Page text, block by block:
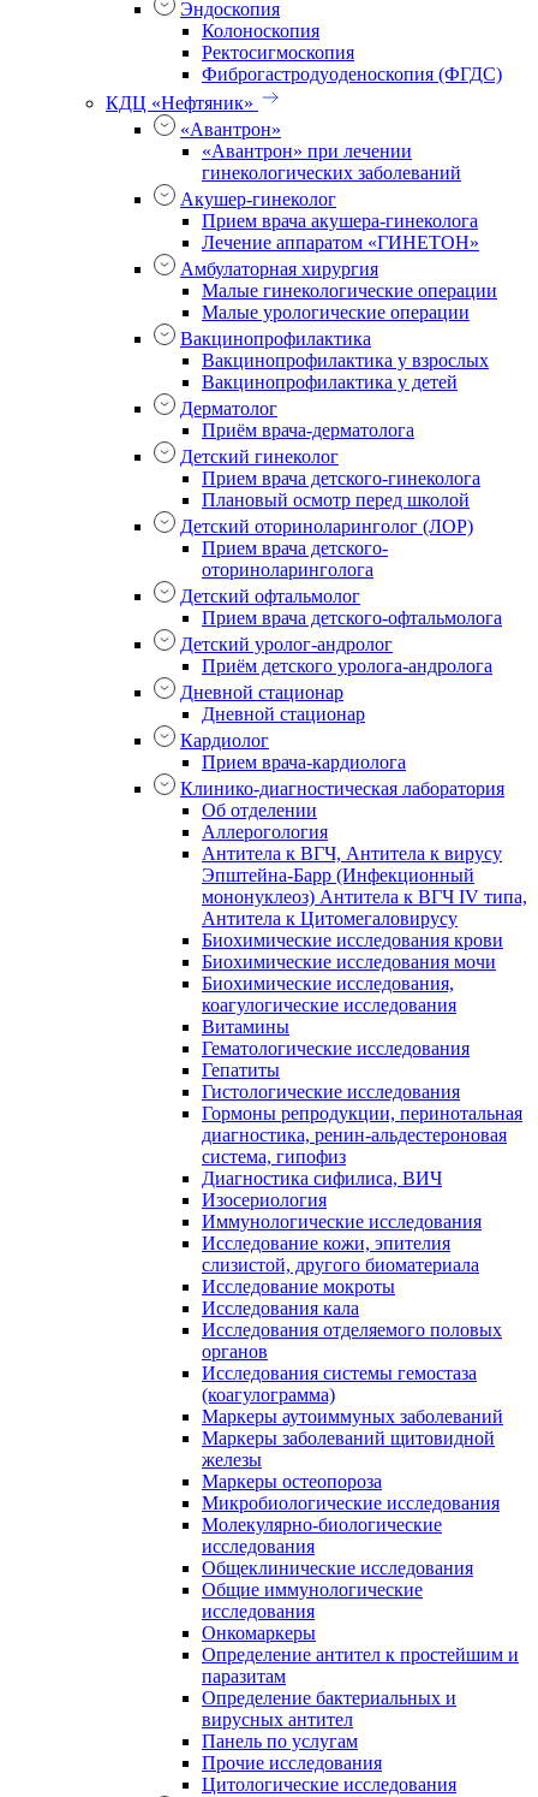
Эндоскопия
Колоноскопия
Ректосигмоскопия
Фиброгастродуоденоскопия (ФГДС)
КДЦ «Нефтяник»
«Авантрон»
«Авантрон» при лечении
гинекологических заболеваний
Акушер-гинеколог
Прием врача акушера-гинеколога
Лечение аппаратом «ГИНЕТОН»
Амбулаторная хирургия
Малые гинекологические операции
Малые урологические операции
Вакцинопрофилактика
Вакцинопрофилактика у взрослых
Вакцинопрофилактика у детей
Дерматолог
Приём врача-дерматолога
Детский гинеколог
Прием врача детского-гинеколога
Плановый осмотр перед школой
Детский оториноларинголог (ЛОР)
Прием врача детского-
оториноларинголога
Детский офтальмолог
Прием врача детского-офтальмолога
Детский уролог-андролог
Приём детского уролога-андролога
Дневной стационар
Дневной стационар
Кардиолог
Прием врача-кардиолога
Клинико-диагностическая лаборатория
Об отделении
Аллерогология
Антитела к ВГЧ, Антитела к вирусу
Эпштейна-Барр (Инфекционный
мононуклеоз) Антитела к ВГЧ IV типа,
Антитела к Цитомегаловирусу
Биохимические исследования крови
Биохимические исследования мочи
Биохимические исследования,
коагулогические исследования
Витамины
Гематологические исследования
Гепатиты
Гистологические исследования
Гормоны репродукции, перинотальная
диагностика, ренин-альдестероновая
система, гипофиз
Диагностика сифилиса, ВИЧ
Изосериология
Иммунологические исследования
Исследование кожи, эпителия
слизистой, другого биоматериала
Исследование мокроты
Исследования кала
Исследования отделяемого половых
органов
Исследования системы гемостаза
(коагулограмма)
Маркеры аутоиммуных заболеваний
Маркеры заболеваний щитовидной
железы
Маркеры остеопороза
Микробиологические исследования
Молекулярно-биологические
исследования
Общеклинические исследования
Общие иммунологические
исследования
Онкомаркеры
Определение антител к простейшим и
паразитам
Определение бактериальных и
вирусных антител
Панель по услугам
Прочие исследования
Цитологические исследования